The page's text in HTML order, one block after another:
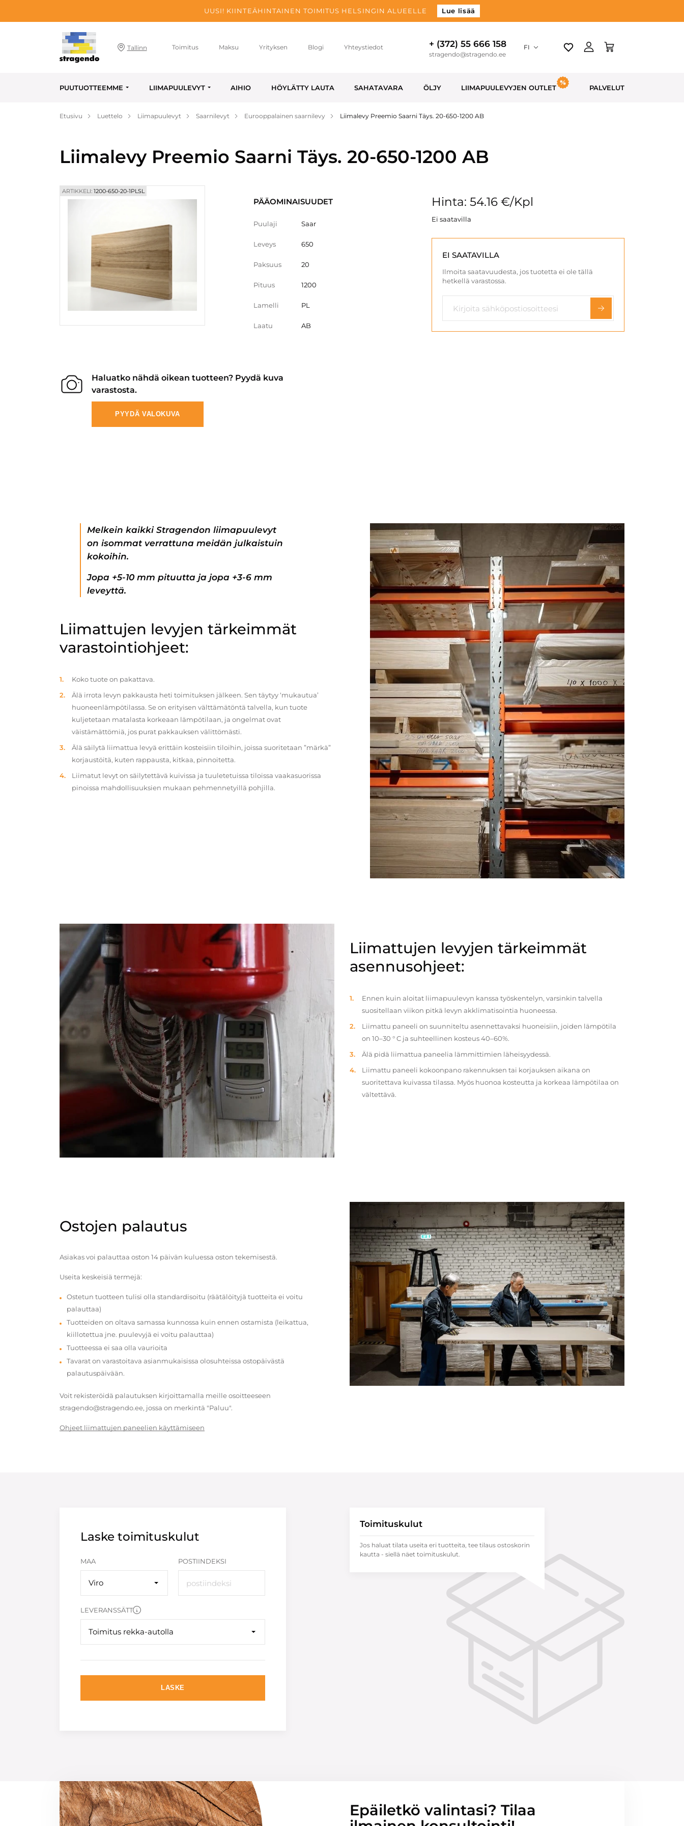
UUSI! KIINTEÄHINTAINEN TOIMITUS HELSINGIN ALUEELLE Lue lisää
Tallinn Toimitus Maksu Yrityksen Blogi Yhteystiedot + (372) 55 666 158
stragendo@stragendo.ee
FI
PUUTUOTTEEMME LIIMAPUULEVYT AIHIO HÖYLÄTTY LAUTA SAHATAVARA ÖLJY LIIMAPUULEVYJEN OUTLET PALVELUT
Etusivu Luettelo Liimapuulevyt Saarnilevyt Eurooppalainen saarnilevy Liimalevy Preemio Saarni Täys. 20-650-1200 AB
Liimalevy Preemio Saarni Täys. 20-650-1200 AB
ARTIKKELI: 1200-650-20-1PLSL
PÄÄOMINAISUUDET
Puulaji Saar
Leveys 650
Paksuus 20
Pituus 1200
Lamelli PL
Laatu AB
Hinta: 54.16 €/Kpl
Ei saatavilla
EI SAATAVILLA
Ilmoita saatavuudesta, jos tuotetta ei ole tällä
hetkellä varastossa.
Haluatko nähdä oikean tuotteen? Pyydä kuva
varastosta.
PYYDÄ VALOKUVA
Melkein kaikki Stragendon liimapuulevyt
on isommat verrattuna meidän julkaistuin
kokoihin.
Jopa +5-10 mm pituutta ja jopa +3-6 mm
leveyttä.
Liimattujen levyjen tärkeimmät
varastointiohjeet:
Koko tuote on pakattava.
Älä irrota levyn pakkausta heti toimituksen jälkeen. Sen täytyy ‘mukautua’
huoneenlämpötilassa. Se on erityisen välttämätöntä talvella, kun tuote
kuljetetaan matalasta korkeaan lämpötilaan, ja ongelmat ovat
väistämättömiä, jos purat pakkauksen välittömästi.
Älä säilytä liimattua levyä erittäin kosteisiin tiloihin, joissa suoritetaan ”märkä”
korjaustöitä, kuten rappausta, kitkaa, pinnoitetta.
Liimatut levyt on säilytettävä kuivissa ja tuuletetuissa tiloissa vaakasuorissa
pinoissa mahdollisuuksien mukaan pehmennetyillä pohjilla.
Liimattujen levyjen tärkeimmät
asennusohjeet:
Ennen kuin aloitat liimapuulevyn kanssa työskentelyn, varsinkin talvella
suositellaan viikon pitkä levyn akklimatisointia huoneessa.
Liimattu paneeli on suunniteltu asennettavaksi huoneisiin, joiden lämpötila
on 10–30 ° C ja suhteellinen kosteus 40–60%.
Älä pidä liimattua paneelia lämmittimien läheisyydessä.
Liimattu paneeli kokoonpano rakennuksen tai korjauksen aikana on
suoritettava kuivassa tilassa. Myös huonoa kosteutta ja korkeaa lämpötilaa on
vältettävä.
Ostojen palautus
Asiakas voi palauttaa oston 14 päivän kuluessa oston tekemisestä.
Useita keskeisiä termejä:
Ostetun tuotteen tulisi olla standardisoitu (räätälöityjä tuotteita ei voitu
palauttaa)
Tuotteiden on oltava samassa kunnossa kuin ennen ostamista (leikattua,
kiillotettua jne. puulevyjä ei voitu palauttaa)
Tuotteessa ei saa olla vaurioita
Tavarat on varastoitava asianmukaisissa olosuhteissa ostopäivästä
palautuspäivään.
Voit rekisteröidä palautuksen kirjoittamalla meille osoitteeseen
stragendo@stragendo.ee, jossa on merkintä "Paluu".
Ohjeet liimattujen paneelien käyttämiseen
Laske toimituskulut
MAA
Viro
POSTIINDEKSI
LEVERANSSÄTT
Toimitus rekka-autolla
LASKE
Toimituskulut
Jos haluat tilata useita eri tuotteita, tee tilaus ostoskorin
kautta - siellä näet toimituskulut.
Epäiletkö valintasi? Tilaa